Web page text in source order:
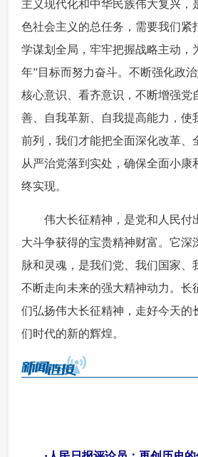
主义现代化和中华民族伟大复兴，
色社会主义的总任务，需要我们紧
学谋划全局，牢牢把握战略主动，
年”目标而努力奋斗。不断强化政治
核心意识、看齐意识，不断增强党
善、自我革新、自我提高能力，使
前列，我们才能把全面深化改革、
从严治党落到实处，确保全面小康
终实现。
伟大长征精神，是党和人民付
大斗争获得的宝贵精神财富。它深
脉和灵魂，是我们党、我们国家、
不断走向未来的强大精神动力。长
们弘扬伟大长征精神，走好今天的
们时代的新的辉煌。